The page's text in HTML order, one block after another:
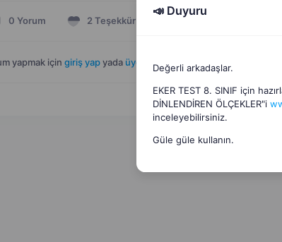
0 Yorum 2 Teşekkür Hata Bildir
yapmak için giriş yap yada üye ol .
📣 Duyuru
Değerli arkadaşlar.
EKER TEST 8. SINIF için
DİNLENDİREN ÖLÇEKLER"i
inceleyebilirsiniz.
Güle güle kullanın.